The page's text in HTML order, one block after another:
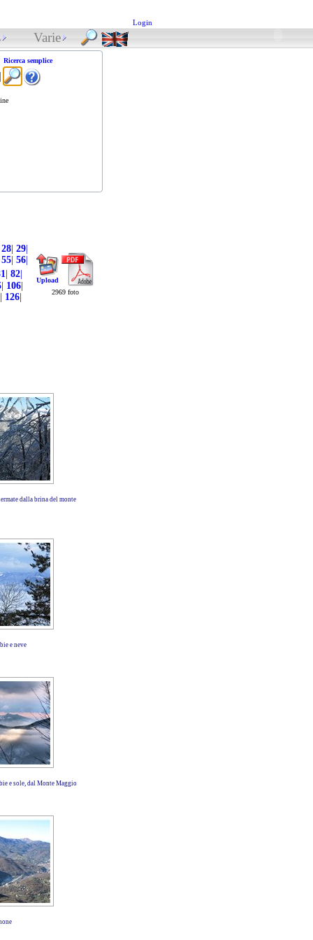
Login
Varie
Ricerca semplice
28 29
55| 56|
| 82|
| 106|
126|
Upload
2969 foto
dalla brina del monte
e neve
e sole, dal Monte Maggio